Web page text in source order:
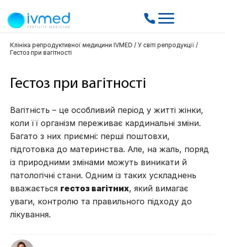
Клініка репродуктивної медицини IVMED / У світі репродукції /
Гестоз при вагітності
Гестоз при вагітності
Вагітність – це особливий період у житті жінки,
коли її організм переживає кардинальні зміни.
Багато з них приємні: перші поштовхи,
підготовка до материнства. Але, на жаль, поряд
із природними змінами можуть виникати й
патологічні стани. Одним із таких ускладнень
вважається гестоз вагітних, який вимагає
уваги, контролю та правильного підходу до
лікування.